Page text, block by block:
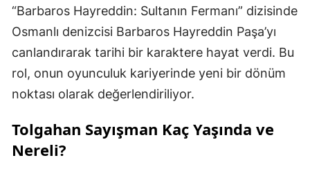
“Barbaros Hayreddin: Sultanın Fermanı” dizisinde
Osmanlı denizcisi Barbaros Hayreddin Paşa’yı
canlandırarak tarihi bir karaktere hayat verdi. Bu
rol, onun oyunculuk kariyerinde yeni bir dönüm
noktası olarak değerlendiriliyor.
Tolgahan Sayışman Kaç Yaşında ve
Nereli?